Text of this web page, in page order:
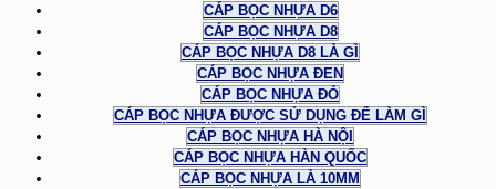
CÁP BỌC NHỰA D6
CÁP BỌC NHỰA D8
CÁP BỌC NHỰA D8 LÀ GÌ
CÁP BỌC NHỰA ĐEN
CÁP BỌC NHỰA ĐỎ
CÁP BỌC NHỰA ĐƯỢC SỬ DỤNG ĐỂ LÀM GÌ
CÁP BỌC NHỰA HÀ NỘI
CÁP BỌC NHỰA HÀN QUỐC
CÁP BỌC NHỰA LÀ 10MM